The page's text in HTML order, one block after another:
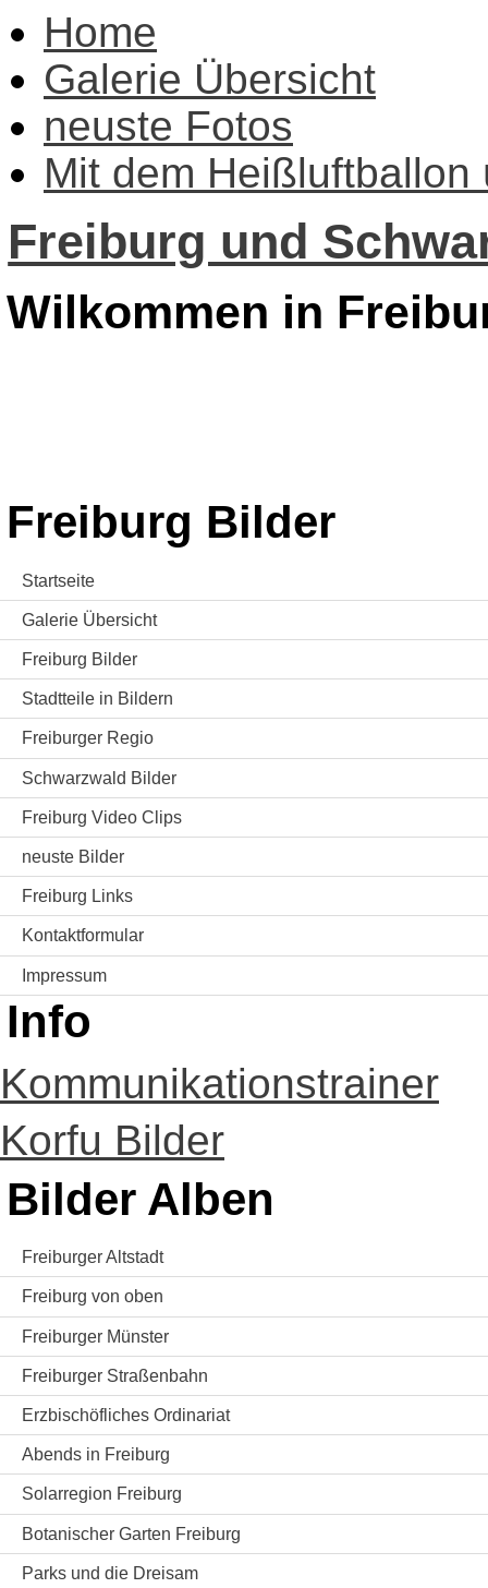
Home
Galerie Übersicht
neuste Fotos
Mit dem Heißluftballon
Freiburg und
Wilkommen in
Freiburg Bilder
Startseite
Galerie Übersicht
Freiburg Bilder
Stadtteile in Bildern
Freiburger Regio
Schwarzwald Bilder
Freiburg Video Clips
neuste Bilder
Freiburg Links
Kontaktformular
Impressum
Info
Kommunikationstrainer
Korfu Bilder
Bilder Alben
Freiburger Altstadt
Freiburg von oben
Freiburger Münster
Freiburger Straßenbahn
Erzbischöfliches Ordinariat
Abends in Freiburg
Solarregion Freiburg
Botanischer Garten Freiburg
Parks und die Dreisam